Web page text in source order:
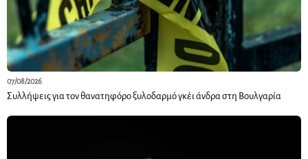
07/08/2026
Συλλήψεις για τον θανατηφόρο ξυλοδαρμό γκέι άνδρα στη Βουλγαρία